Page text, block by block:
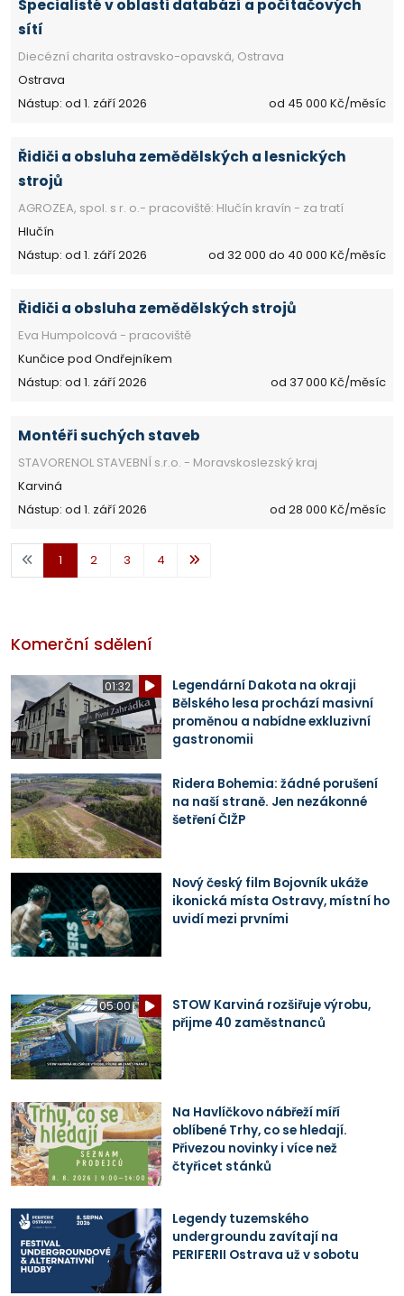
Specialisté v oblasti databází a počítačových
sítí
Diecézní charita ostravsko-opavská, Ostrava
Ostrava
Nástup: od 1. září 2026
od 45 000 Kč/měsíc
Řidiči a obsluha zemědělských a lesnických
strojů
AGROZEA, spol. s r. o.- pracoviště: Hlučín kravín - za tratí
Hlučín
Nástup: od 1. září 2026
od 32 000 do 40 000 Kč/měsíc
Řidiči a obsluha zemědělských strojů
Eva Humpolcová - pracoviště
Kunčice pod Ondřejníkem
Nástup: od 1. září 2026
od 37 000 Kč/měsíc
Montéři suchých staveb
STAVORENOL STAVEBNÍ s.r.o. - Moravskoslezský kraj
Karviná
Nástup: od 1. září 2026
od 28 000 Kč/měsíc
1 2 3 4
Komerční sdělení
01:32
Legendární Dakota na okraji
Bělského lesa prochází masivní
proměnou a nabídne exkluzivní
gastronomii
Ridera Bohemia: žádné porušení
na naší straně. Jen nezákonné
šetření ČIŽP
Nový český film Bojovník ukáže
ikonická místa Ostravy, místní ho
uvidí mezi prvními
05:00
STOW Karviná rozšiřuje výrobu,
přijme 40 zaměstnanců
Na Havlíčkovo nábřeží míří
oblíbené Trhy, co se hledají.
Přivezou novinky i více než
čtyřicet stánků
Legendy tuzemského
undergroundu zavítají na
PERIFERII Ostrava už v sobotu